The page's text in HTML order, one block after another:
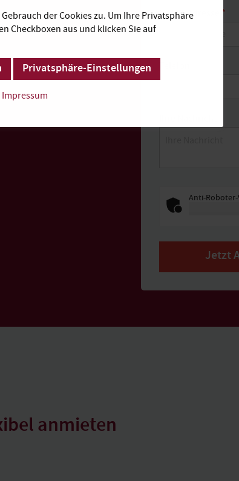
E-Mail-Adresse *
Anti-
Jetzt
anmieten
der Cookies zu. Um Ihre Privatsphäre
Checkboxen aus und klicken Sie auf
Privatsphäre-Einstellungen
Impressum